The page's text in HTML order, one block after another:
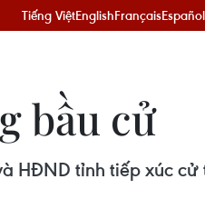
Tiếng ViệtEnglishFrançaisEspañol
bầu cử
HĐND tỉnh tiếp xúc